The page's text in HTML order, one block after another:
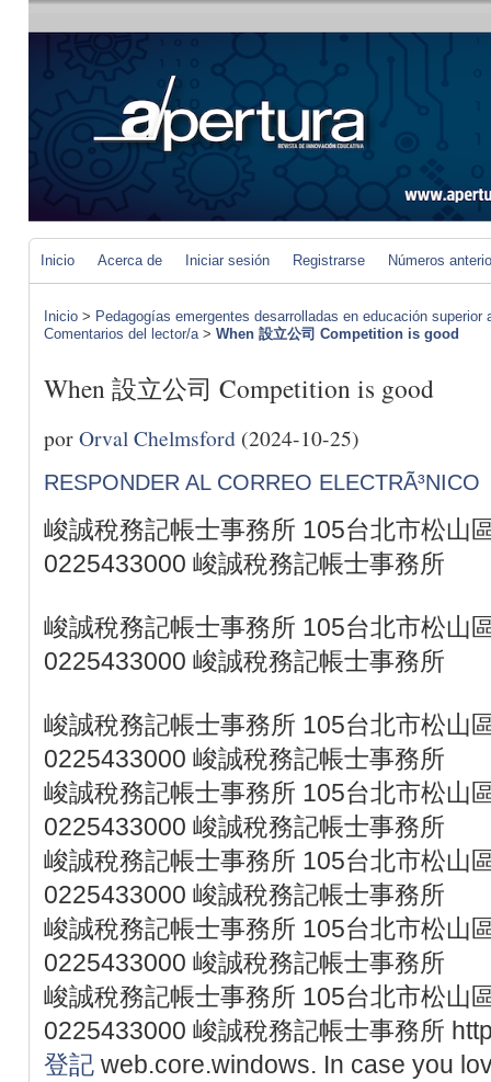
Inicio Acerca de Iniciar sesión Registrarse Números
Inicio > Pedagogías emergentes desarrolladas en educación
Comentarios del lector/a> When 設立公司 Competition is good
When 設立公司 Competition is good
porOrval Chelmsford (2024-10-25)
RESPONDER AL CORREO ELECTRÃ³NICO
峻誠稅務記帳士事務所 105台北市松山
0225433000 峻誠稅務記帳士事務所
峻誠稅務記帳士事務所 105台北市松山
0225433000 峻誠稅務記帳士事務所
峻誠稅務記帳士事務所 105台北市松山
0225433000 峻誠稅務記帳士事務所
峻誠稅務記帳士事務所 105台北市松山
0225433000 峻誠稅務記帳士事務所
峻誠稅務記帳士事務所 105台北市松山
0225433000 峻誠稅務記帳士事務所
峻誠稅務記帳士事務所 105台北市松山
0225433000 峻誠稅務記帳士事務所
峻誠稅務記帳士事務所 105台北市松山
0225433000 峻誠稅務記帳士事務所
登記 web.core.windows. In case you